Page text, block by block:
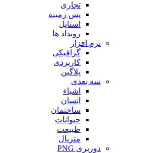
تجاری
پس زمینه
استایل
رویداد ها
نرم افزار
گرافیکی
کاربردی
پلاگین
سه بعدی
اشیاء
انسان
ساختمان
حیوانات
طبیعت
متریال
دوربری PNG